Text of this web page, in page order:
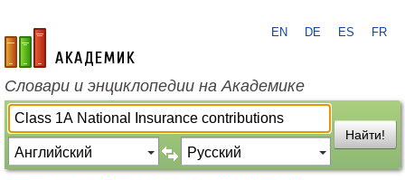
academic.ru
EN DE ES FR
Словари и энциклопедии на Академике
Найти!